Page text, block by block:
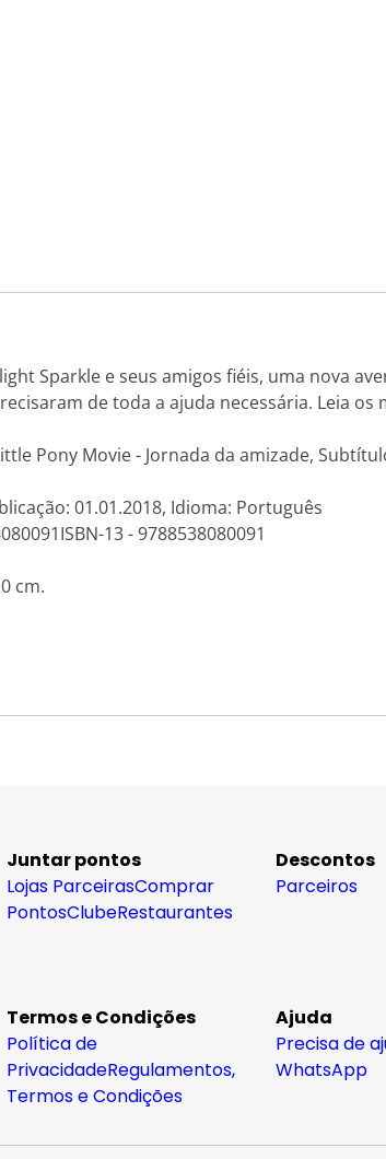
Sparkle e seus amigos fiéis, uma nova
de toda a ajuda necessária. Leia
Pony Movie - Jornada da amizade,
01.01.2018, Idioma: Português
13 - 9788538080091
cm.
Juntar pontos
Lojas ParceirasComprar
PontosClubeRestaurantes
Descontos
Parceiros
Termos e Condições
Política de
PrivacidadeRegulamentos,
Termos e Condições
Ajuda
Precisa de
WhatsApp